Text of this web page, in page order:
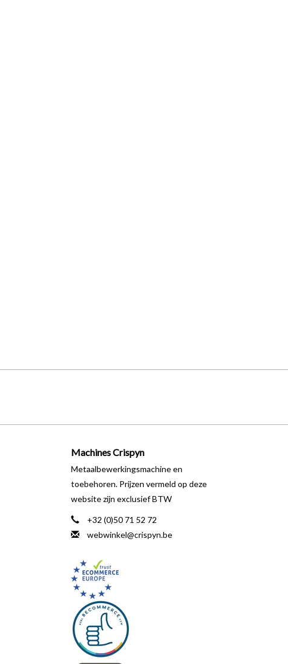
Machines Crispyn
Metaalbewerkingsmachine en
toebehoren. Prijzen vermeld op deze
website zijn exclusief BTW
+32 (0)50 71 52 72
webwinkel@crispyn.be